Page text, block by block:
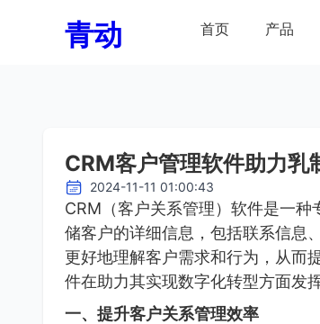
青动 首页 产品
CRM客户管理软件助力乳
2024-11-11 01:00:43
CRM（客户关系管理）软件是一
储客户的详细信息，包括联系信息
更好地理解客户需求和行为，从而
件在助力其实现数字化转型方面发
一、提升客户关系管理效率